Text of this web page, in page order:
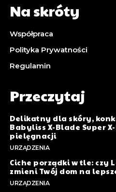
Na skróty
Współpraca
Polityka Prywatności
Regulamin
Przeczytaj
Delikatny dla skóry,
Babyliss X-Blade Super
pielęgnacji
URZĄDZENIA
Ciche porządki w tle: czy
zmieni Twój dom na
URZĄDZENIA